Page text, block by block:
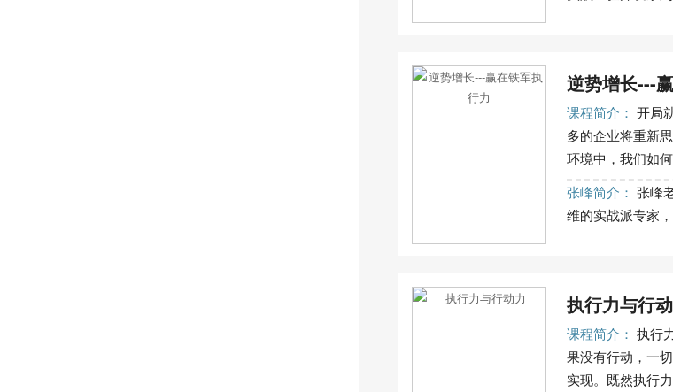
逆势增长---
课程简介： 开局
多的企业将重新
环境中，我们如
张峰简介： 张峰
维的实战派专家
执行力与行
课程简介： 执行
果没有行动，一
实现。既然执行